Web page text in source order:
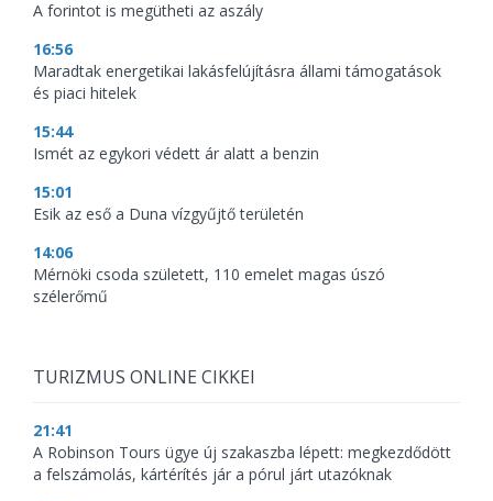
A forintot is megütheti az aszály
16:56
Maradtak energetikai lakásfelújításra állami támogatások
és piaci hitelek
15:44
Ismét az egykori védett ár alatt a benzin
15:01
Esik az eső a Duna vízgyűjtő területén
14:06
Mérnöki csoda született, 110 emelet magas úszó
szélerőmű
TURIZMUS ONLINE CIKKEI
21:41
A Robinson Tours ügye új szakaszba lépett: megkezdődött
a felszámolás, kártérítés jár a pórul járt utazóknak